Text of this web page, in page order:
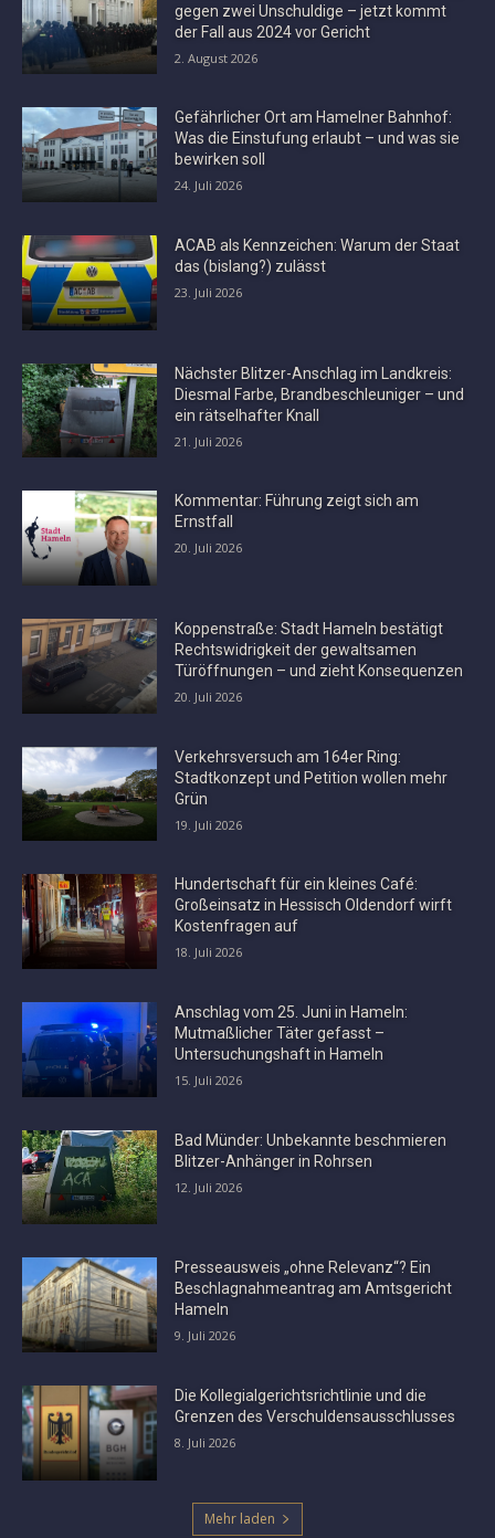
gegen zwei Unschuldige – jetzt kommt
der Fall aus 2024 vor Gericht
2. August 2026
Gefährlicher Ort am Hamelner Bahnhof:
Was die Einstufung erlaubt – und was sie
bewirken soll
24. Juli 2026
ACAB als Kennzeichen: Warum der Staat
das (bislang?) zulässt
23. Juli 2026
Nächster Blitzer-Anschlag im Landkreis:
Diesmal Farbe, Brandbeschleuniger – und
ein rätselhafter Knall
21. Juli 2026
Kommentar: Führung zeigt sich am
Ernstfall
20. Juli 2026
Koppenstraße: Stadt Hameln bestätigt
Rechtswidrigkeit der gewaltsamen
Türöffnungen – und zieht Konsequenzen
20. Juli 2026
Verkehrsversuch am 164er Ring:
Stadtkonzept und Petition wollen mehr
Grün
19. Juli 2026
Hundertschaft für ein kleines Café:
Großeinsatz in Hessisch Oldendorf wirft
Kostenfragen auf
18. Juli 2026
Anschlag vom 25. Juni in Hameln:
Mutmaßlicher Täter gefasst –
Untersuchungshaft in Hameln
15. Juli 2026
Bad Münder: Unbekannte beschmieren
Blitzer-Anhänger in Rohrsen
12. Juli 2026
Presseausweis „ohne Relevanz“? Ein
Beschlagnahmeantrag am Amtsgericht
Hameln
9. Juli 2026
Die Kollegialgerichtsrichtlinie und die
Grenzen des Verschuldensausschlusses
8. Juli 2026
Mehr laden